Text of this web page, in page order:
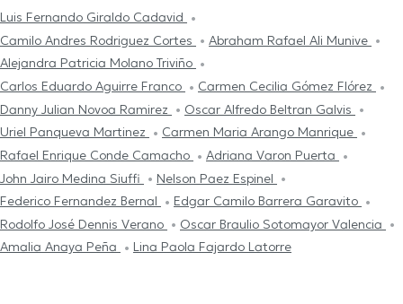
Luis Fernando Giraldo Cadavid
Camilo Andres Rodriguez Cortes
Abraham Rafael Ali Munive
Alejandra Patricia Molano Triviño
Carlos Eduardo Aguirre Franco
Carmen Cecilia Gómez Flórez
Danny Julian Novoa Ramirez
Oscar Alfredo Beltran Galvis
Uriel Panqueva Martinez
Carmen Maria Arango Manrique
Rafael Enrique Conde Camacho
Adriana Varon Puerta
John Jairo Medina Siuffi
Nelson Paez Espinel
Federico Fernandez Bernal
Edgar Camilo Barrera Garavito
Rodolfo José Dennis Verano
Oscar Braulio Sotomayor Valencia
Amalia Anaya Peña
Lina Paola Fajardo Latorre